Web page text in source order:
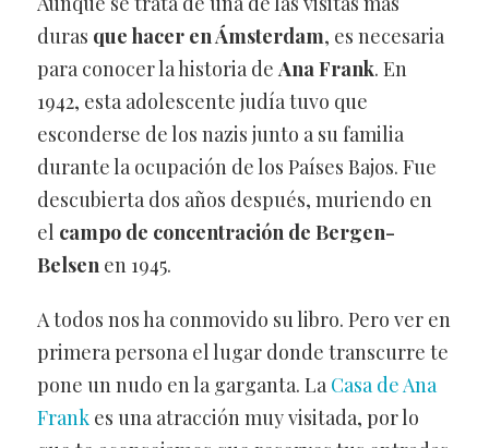
duras que hacer en Ámsterdam, es necesaria
para conocer la historia de Ana Frank. En
1942, esta adolescente judía tuvo que
esconderse de los nazis junto a su familia
durante la ocupación de los Países Bajos. Fue
descubierta dos años después, muriendo en
el campo de concentración de Bergen-
Belsenen 1945.
A todos nos ha conmovido su libro. Pero ver en
primera persona el lugar donde transcurre te
pone un nudo en la garganta. La Casa de Ana
Frankes una atracción muy visitada, por lo